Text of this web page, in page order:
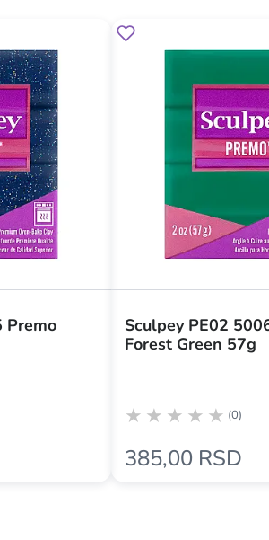
Premo
Sculpey PE02
Forest Green 57g
(0)
385,00 RSD